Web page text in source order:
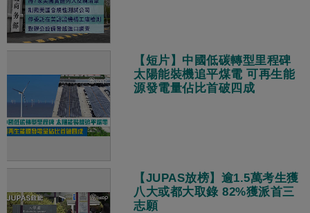
【短片】中國低碳轉型里程碑
太陽能裝機追平煤電 可再生能
源發電量佔比首破四成
【JUPAS放榜】逾1.5萬考生獲
八大或都大取錄 82%獲派首三
志願